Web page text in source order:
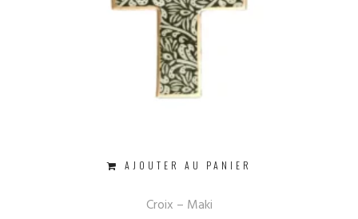
AJOUTER AU PANIER
Croix – Maki